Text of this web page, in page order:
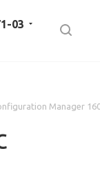
03
Manager